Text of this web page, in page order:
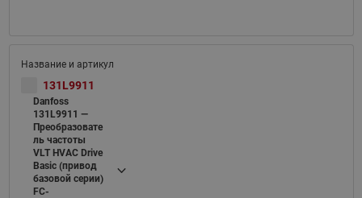
131L9911
Danfoss
131L9911 —
Преобразовате
ль частоты
VLT HVAC Drive
Basic (привод
базовой серии)
FC-